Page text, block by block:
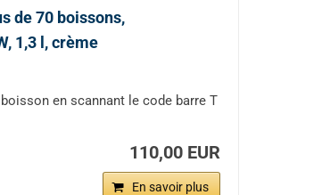
de 70 boissons,
1,3 l, crème
en scannant le code barre T
110,00 EUR
En savoir plus